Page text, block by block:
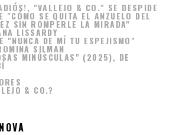
"VALLEJO & CO." SE DESPIDE
"CÓMO SE QUITA EL ANZUELO DEL
SIN ROMPERLE LA MIRADA"
LISSARDY
"NUNCA DE MÍ TU ESPEJISMO"
SILMAN
MINÚSCULAS" (2025), DE
& CO.?